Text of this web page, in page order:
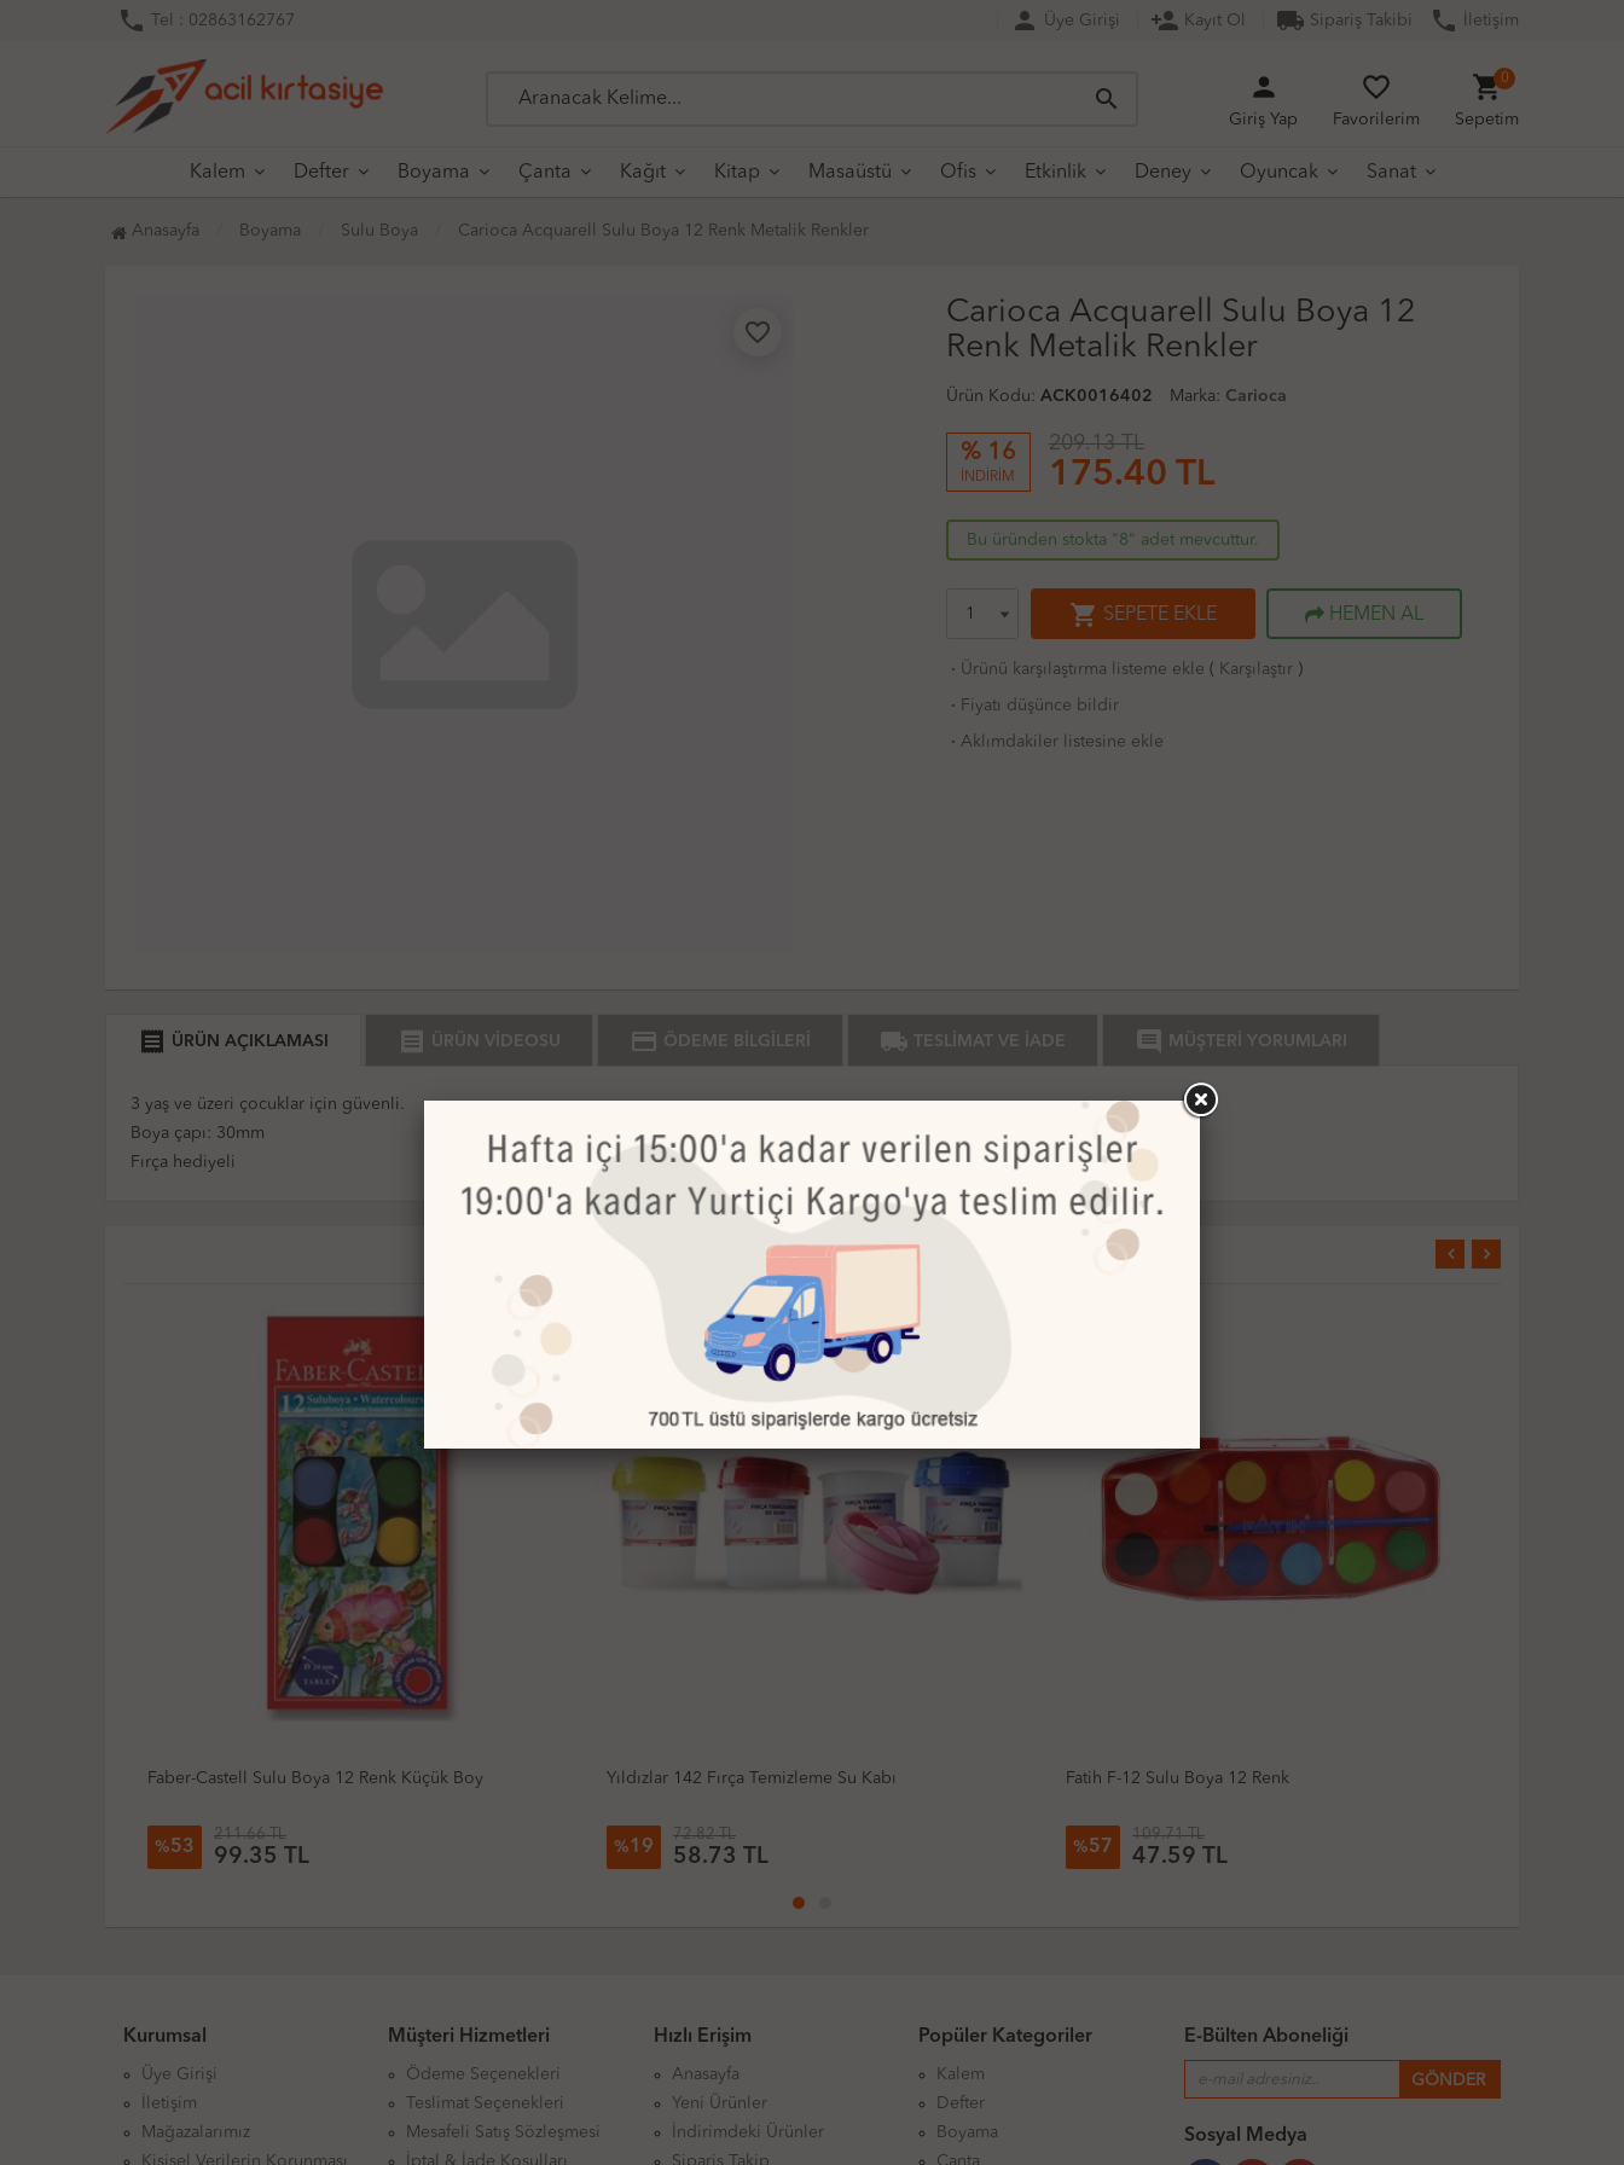
phone Tel : 02863162767 person Üye Girişi person_add Kayıt Ol local_shipping Sipariş Takibi phone İletişim
search person
Giriş Yap
favorite_border
Favorilerim
shopping_cart
Sepetim
0
Kalem Defter Boyama Çanta Kağıt Kitap Masaüstü Ofis Etkinlik Deney Oyuncak Sanat
Anasayfa Boyama Sulu Boya Carioca Acquarell Sulu Boya 12 Renk Metalik Renkler
favorite_border
Carioca Acquarell Sulu Boya 12
Renk Metalik Renkler
Ürün Kodu: ACK0016402 Marka: Carioca
% 16
İNDİRİM
209.13 TL
175.40 TL
Bu üründen stokta "8" adet mevcuttur.
shopping_cart SEPETE EKLE HEMEN AL
· Ürünü karşılaştırma listeme ekle ( Karşılaştır)
· Fiyatı düşünce bildir
· Aklımdakiler listesine ekle
receipt ÜRÜN AÇIKLAMASI receipt ÜRÜN VİDEOSU credit_card ÖDEME BİLGİLERİ local_shipping TESLİMAT VE İADE comment MÜŞTERİ YORUMLARI
3 yaş ve üzeri çocuklar için güvenli.
Boya çapı: 30mm
Fırça hediyeli
Bu Ürünler de İlginizi Çekebilir
Yıldızlar 142 Fırça Temizleme Su Kabı
%19
72.82 TL
58.73 TL
Fatih F-12 Sulu Boya 12 Renk
% 57
109.71 TL
47.59 TL
Pritt Sulu Boya 12 Renk
% 24
173.81 TL
132.92 TL
Kurumsal
Üye Girişi
İletişim
Mağazalarımız
Müşteri Hizmetleri
Ödeme Seçenekleri
Teslimat Seçenekleri
Mesafeli Satış Sözleşmesi
Hızlı Erişim
Anasayfa
Yeni Ürünler
İndirimdeki Ürünler
Popüler Kategoriler
Kalem
Defter
Boyama
E-Bülten Aboneliği
Sosyal Medya